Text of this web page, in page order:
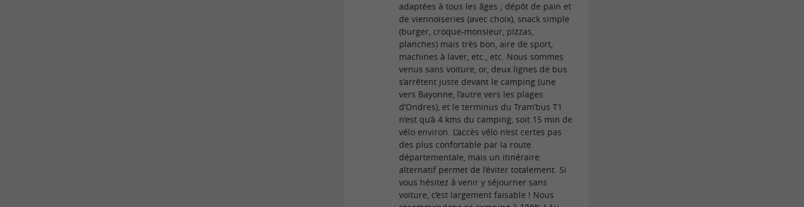
adaptées à tous les âges ; dépôt de pain et
de viennoiseries (avec choix), snack simple
(burger, croque-monsieur, pizzas,
planches) mais très bon, aire de sport,
machines à laver, etc., etc. Nous sommes
venus sans voiture, or, deux lignes de bus
s’arrêtent juste devant le camping (une
vers Bayonne, l’autre vers les plages
d’Ondres), et le terminus du Tram’bus T1
n’est qu’à 4 kms du camping, soit 15 min de
vélo environ. L’accès vélo n’est certes pas
des plus confortable par la route
départementale, mais un itinéraire
alternatif permet de l’éviter totalement. Si
vous hésitez à venir y séjourner sans
voiture, c’est largement faisable ! Nous